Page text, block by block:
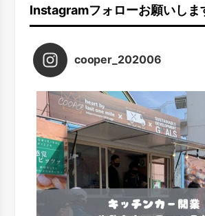
Instagramフォローお願いしま
cooper_202006